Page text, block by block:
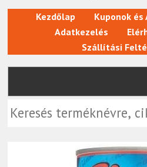
Kezdőlap Kuponok és
Adatkezelés
Szállítási